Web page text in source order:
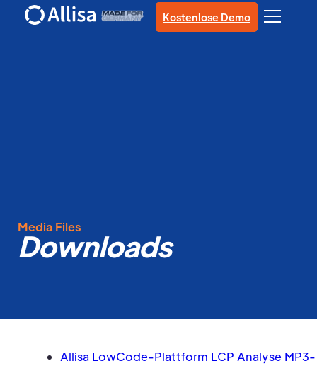
Kostenlose Demo
Media Files
Downloads
Allisa LowCode-Plattform LCP Analyse MP3-